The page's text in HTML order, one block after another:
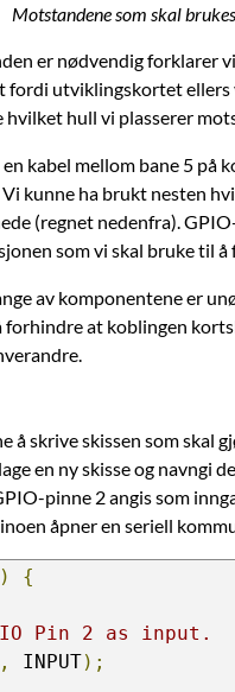
Motstandene som skal
er nødvendig forklarer
fordi utviklingskortet
hvilket hull vi plasserer
kabel mellom bane 5 på
kunne ha brukt nesten
(regnet nedenfra).
som vi skal bruke til
av komponentene er
forhindre at koblingen
å skrive skissen som skal
en ny skisse og navngi
pinne 2 angis som
åpner en seriell
{
Pin 2 as input.
, INPUT);